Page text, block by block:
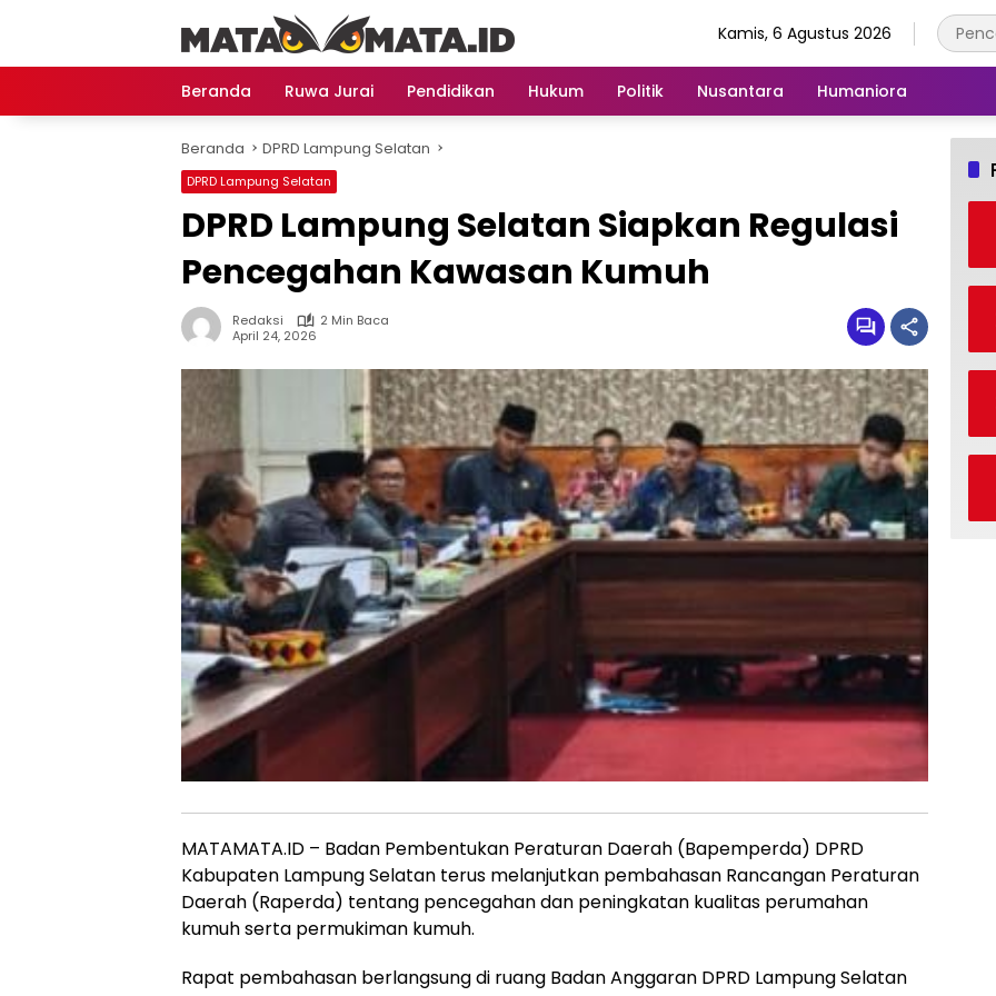
Kamis, 6 Agustus 2026
Beranda Ruwa Jurai Pendidikan Hukum Politik Nusantara Humaniora
Beranda DPRD Lampung Selatan
DPRD Lampung Selatan
DPRD Lampung Selatan Siapkan Regulasi
Pencegahan Kawasan Kumuh
Redaksi
2 Min Baca
April 24, 2026
MATAMATA.ID – Badan Pembentukan Peraturan Daerah (Bapemperda) DPRD
Kabupaten Lampung Selatan terus melanjutkan pembahasan Rancangan Peraturan
Daerah (Raperda) tentang pencegahan dan peningkatan kualitas perumahan
kumuh serta permukiman kumuh.
Rapat pembahasan berlangsung di ruang Badan Anggaran DPRD Lampung Selatan